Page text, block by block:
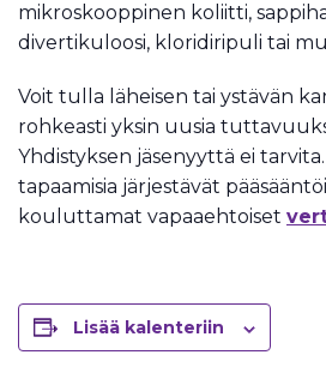
mikroskooppinen koliitti,
divertikuloosi, kloridiripuli tai
Voit tulla läheisen tai ystävän
rohkeasti yksin uusia
Yhdistyksen jäsenyyttä ei
tapaamisia järjestävät
kouluttamat vapaaehtoiset
Lisää kalenteriin